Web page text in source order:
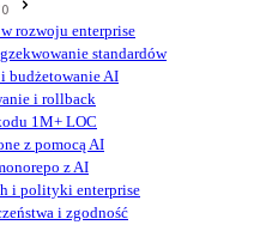
rozwoju enterprise
standardów
budżetowanie AI
i rollback
1M+ LOC
z pomocą AI
z AI
i polityki enterprise
i zgodność